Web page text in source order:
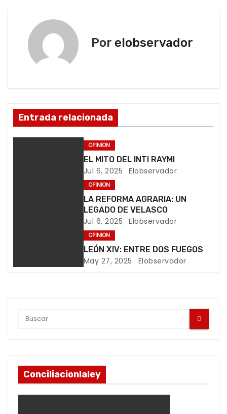
c
i
n
a
s
Por elobservador
Entrada relacionada
OPINION
EL MITO DEL INTI RAYMI
Jul 6, 2025 Elobservador
OPINION
LA REFORMA AGRARIA: UN
LEGADO DE VELASCO
Jul 6, 2025 Elobservador
OPINION
LEÓN XIV: ENTRE DOS FUEGOS
May 27, 2025 Elobservador
Conciliacionlaley